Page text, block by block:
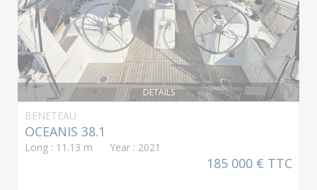
DETAILS
BENETEAU
OCEANIS 38.1
Long : 11.13 m Year : 2021
185 000 € TTC